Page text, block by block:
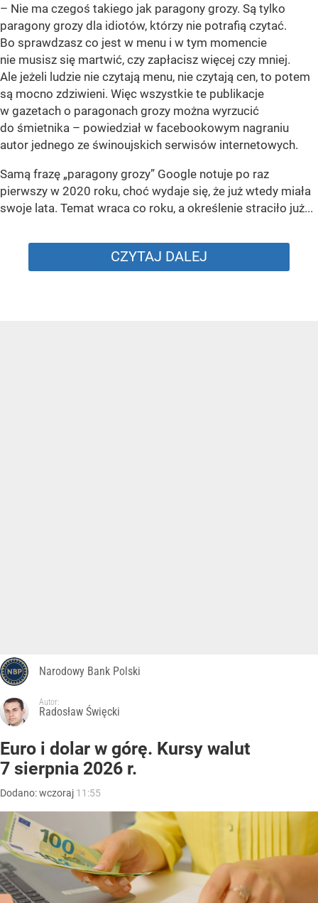
– Nie ma czegoś takiego jak paragony grozy. Są tylko
paragony grozy dla idiotów, którzy nie potrafią czytać.
Bo sprawdzasz co jest w menu i w tym momencie
nie musisz się martwić, czy zapłacisz więcej czy mniej.
Ale jeżeli ludzie nie czytają menu, nie czytają cen, to potem
są mocno zdziwieni. Więc wszystkie te publikacje
w gazetach o paragonach grozy można wyrzucić
do śmietnika – powiedział w facebookowym nagraniu
autor jednego ze świnoujskich serwisów internetowych.
Samą frazę „paragony grozy” Google notuje po raz
pierwszy w 2020 roku, choć wydaje się, że już wtedy miała
swoje lata. Temat wraca co roku, a określenie straciło już...
CZYTAJ DALEJ
Narodowy Bank Polski
Autor:
Radosław Święcki
Euro i dolar w górę. Kursy walut
7 sierpnia 2026 r.
Dodano:wczoraj 11:55